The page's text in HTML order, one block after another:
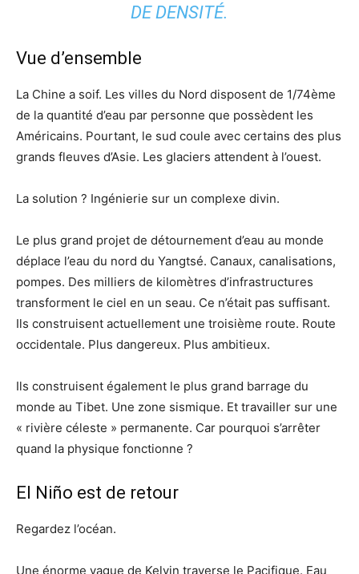
DE DENSITÉ.
Vue d’ensemble
La Chine a soif. Les villes du Nord disposent de 1/74ème
de la quantité d’eau par personne que possèdent les
Américains. Pourtant, le sud coule avec certains des plus
grands fleuves d’Asie. Les glaciers attendent à l’ouest.
La solution ? Ingénierie sur un complexe divin.
Le plus grand projet de détournement d’eau au monde
déplace l’eau du nord du Yangtsé. Canaux, canalisations,
pompes. Des milliers de kilomètres d’infrastructures
transforment le ciel en un seau. Ce n’était pas suffisant.
Ils construisent actuellement une troisième route. Route
occidentale. Plus dangereux. Plus ambitieux.
Ils construisent également le plus grand barrage du
monde au Tibet. Une zone sismique. Et travailler sur une
« rivière céleste » permanente. Car pourquoi s’arrêter
quand la physique fonctionne ?
El Niño est de retour
Regardez l’océan.
Une énorme vague de Kelvin traverse le Pacifique. Eau